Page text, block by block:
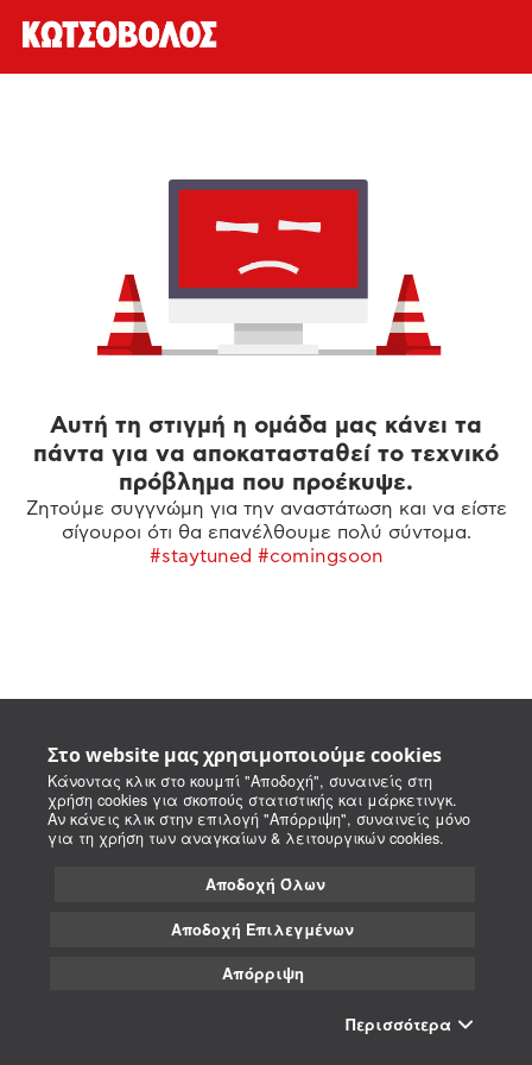
Στο website μας χρησιμοποιούμε cookies
Κάνοντας κλικ στο κουμπί "Αποδοχή", συναινείς στη
χρήση cookies για σκοπούς στατιστικής και μάρκετινγκ.
Αν κάνεις κλικ στην επιλογή "Απόρριψη", συναινείς μόνο
για τη χρήση των αναγκαίων & λειτουργικών cookies.
Αποδοχή Όλων
Αποδοχή Επιλεγμένων
Απόρριψη
Περισσότερα
Αυτή τη στιγμή η ομάδα μας κάνει τα
πάντα για να αποκατασταθεί το τεχνικό
πρόβλημα που προέκυψε.
Ζητούμε συγγνώμη για την αναστάτωση και να είστε
σίγουροι ότι θα επανέλθουμε πολύ σύντομα.
#staytuned #comingsoon